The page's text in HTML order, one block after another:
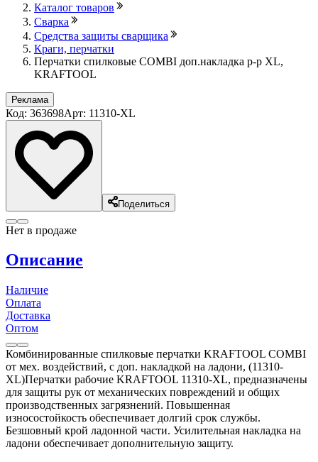
Каталог товаров
Сварка
Средства защиты сварщика
Краги, перчатки
Перчатки спилковые COMBI доп.накладка р-р XL,
KRAFTOOL
Реклама
Код: 363698Арт: 11310-XL
Поделиться
Нет в продаже
Описание
Наличие
Оплата
Доставка
Оптом
Комбинированные спилковые перчатки KRAFTOOL COMBI
от мех. воздействий, с доп. накладкой на ладони, (11310-
XL)Перчатки рабочие KRAFTOOL 11310-XL, предназначены
для защиты рук от механических повреждений и общих
производственных загрязнений. Повышенная
износостойкость обеспечивает долгий срок службы.
Безшовный крой ладонной части. Усилительная накладка на
ладони обеспечивает дополнительную защиту.